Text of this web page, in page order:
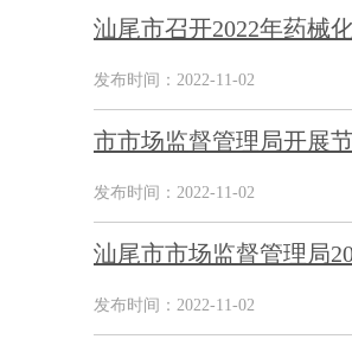
汕尾市召开2022年药械
发布时间：2022-11-02
市市场监督管理局开展
发布时间：2022-11-02
汕尾市市场监督管理局
发布时间：2022-11-02